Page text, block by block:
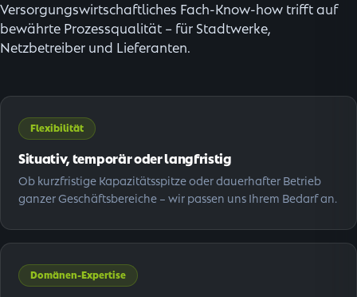
Versorgungswirtschaftliches Fach-Know-how trifft auf
bewährte Prozessqualität – für Stadtwerke,
Netzbetreiber und Lieferanten.
Flexibilität
Situativ, temporär oder langfristig
Ob kurzfristige Kapazitätsspitze oder dauerhafter Betrieb
ganzer Geschäftsbereiche – wir passen uns Ihrem Bedarf an.
Domänen-Expertise